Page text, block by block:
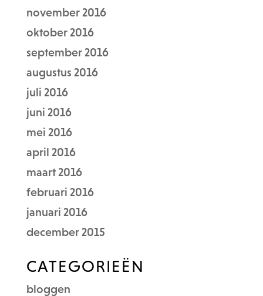
november 2016
oktober 2016
september 2016
augustus 2016
juli 2016
juni 2016
mei 2016
april 2016
maart 2016
februari 2016
januari 2016
december 2015
CATEGORIEËN
bloggen